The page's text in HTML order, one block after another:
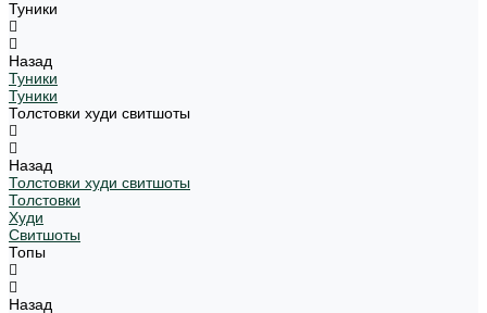
Туники
Назад
Туники
Туники
Толстовки худи свитшоты
Назад
Толстовки худи свитшоты
Толстовки
Худи
Свитшоты
Топы
Назад